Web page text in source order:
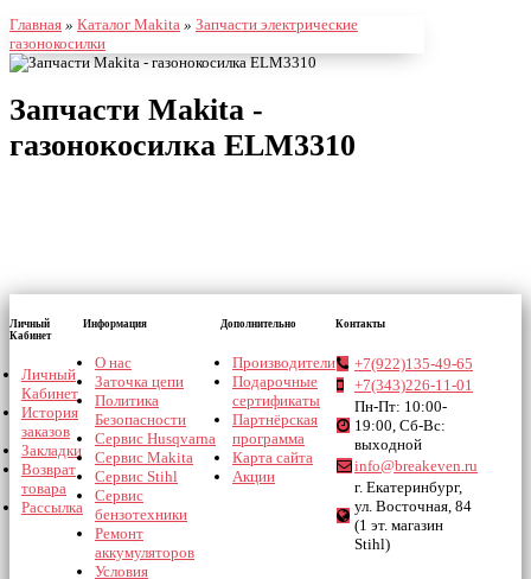
Главная » Каталог Makita » Запчасти электрические
газонокосилки
Запчасти Makita -
газонокосилка ELM3310
Личный
Кабинет
Личный
Кабинет
История
заказов
Закладки
Возврат
товара
Рассылка
Информация
О нас
Заточка цепи
Политика
Безопасности
Сервис Husqvarna
Сервис Makita
Сервис Stihl
Сервис
бензотехники
Ремонт
аккумуляторов
Условия
Дополнительно
Производители
Подарочные
сертификаты
Партнёрская
программа
Карта сайта
Акции
Контакты
+7(922)135-49-65
+7(343)226-11-01
Пн-Пт: 10:00-
19:00, Сб-Вс:
выходной
info@breakeven.ru
г. Екатеринбург,
ул. Восточная, 84
(1 эт. магазин
Stihl)